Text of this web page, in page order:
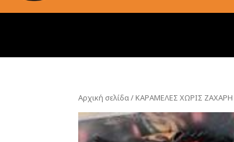
Αρχική σελίδα/ΚΑΡΑΜΕΛΕΣ ΧΩΡΙΣ ΖΑΧΑΡΗ